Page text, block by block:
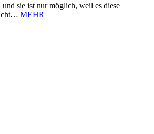
sie ist nur möglich, weil es diese
MEHR